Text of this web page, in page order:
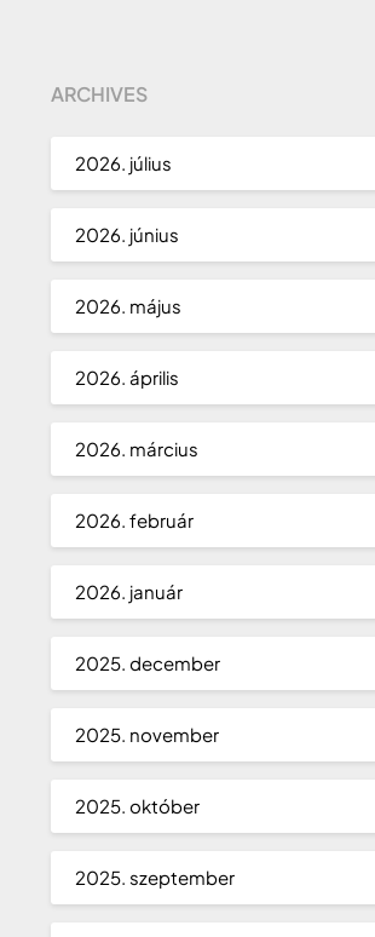
ARCHIVES
2026. július
2026. június
2026. május
2026. április
2026. március
2026. február
2026. január
2025. december
2025. november
2025. október
2025. szeptember